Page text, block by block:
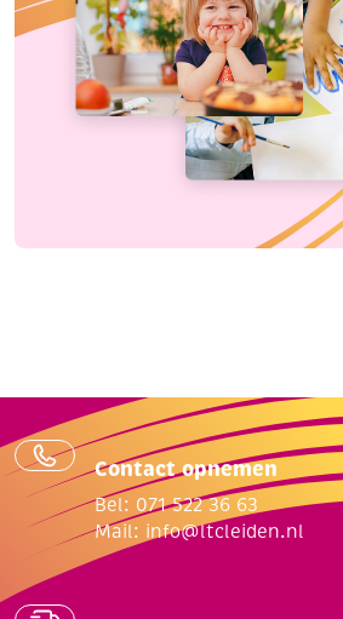
Contact opnemen
Bel: 071 522 36 63
Mail: info@ltcleiden.nl